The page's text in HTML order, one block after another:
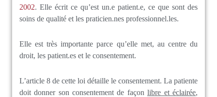
2002. Elle écrit ce qu’est un.e patient.e, ce que sont des
soins de qualité et les praticien.nes professionnel.les.
Elle est très importante parce qu’elle met, au centre du
droit, les patient.es et le consentement.
L’article 8 de cette loi détaille le consentement. La patiente
doit donner son consentement de façon libre et éclairée,